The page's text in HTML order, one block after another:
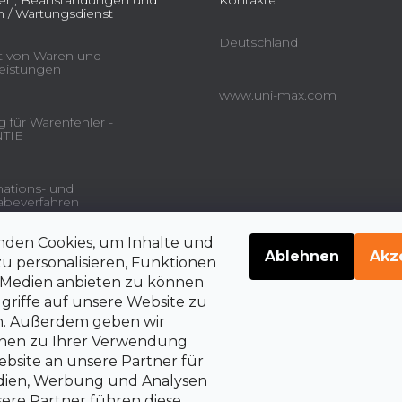
Cookies, um Inhalte und
personalisieren, Funktionen
anbieten zu können
auf unsere Website zu
Außerdem geben wir
zu Ihrer Verwendung
an unsere Partner für
Werbung und Analysen
Ablehnen
/ Wartungsdienst
von Waren und
für Warenfehler -
und
und
über die
auf Vertragsrücktritt
Deutschland
www.uni-max.com